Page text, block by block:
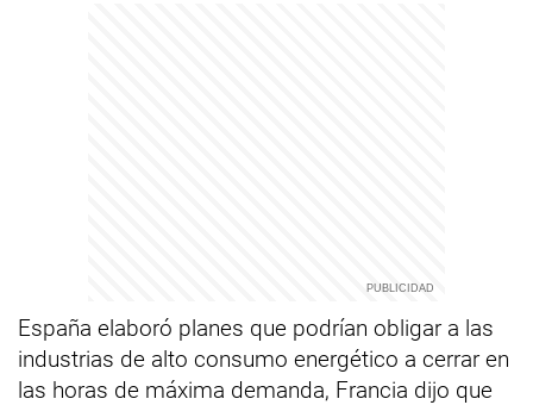
España elaboró planes que podrían obligar a las
industrias de alto consumo energético a cerrar en
las horas de máxima demanda, Francia dijo que